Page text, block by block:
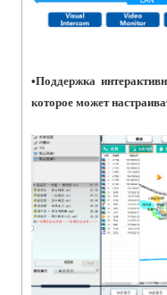
•Поддержка
которое может